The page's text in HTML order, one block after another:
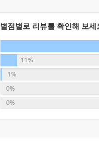
별점별로 리뷰를 확인해 보세
11%
1%
0%
0%